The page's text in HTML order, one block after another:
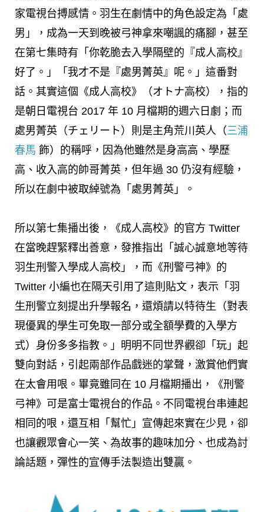
家電視台搏感情。羽生在劇情中的角色設定為「處
男」，成為一天到晚被弓神拿來嘲諷的痛腳，甚至
在第七集時有「你乾脆去入學隔壁的『成人高校』
好了。」「我才不是『處男菁英』呢。」這番對
話。其實這個《成人高校》（オトナ高校），指的
是朝日電視台 2017 年 10 月檔期的週六日劇；而
處男菁英（チェリート）則是主角荒川英人（三浦
春馬 飾）的稱呼，因為他雖然是身高高、學歷
高、收入高的帥哥菁英，但年過 30 仍沒有經驗，
所以在劇中被取綽號為「處男菁英」。
所以第七集播出後，《成人高校》的官方 Twitter
在當晚趕緊釋出善意，發推指出「誠心誠意地等待
羽生刑警入學成人高校」，而《刑警弓神》的
Twitter 小編也在隔天引用了這則貼文，表示「羽
生刑警立刻提出升學報名，還煩請以特待生（對表
現優異的學生可免取一部分或全額學費的入學方
式）身份多多指教。」明明不同世界觀卻「玩」起
雙向對話，引起兩部作品戲迷的掌聲，激賞他們實
在太會用哏。畢竟雖同在 10 月檔期播出，《刑警
弓神》可是富士電視台的作品。不同電視台串連起
相同的哏，還互相「幫忙」宣傳起來實在少見，卻
也讓觀眾會心一笑、為故事的趣味加分、也成為討
論話題，彈性的宣傳手法製造出雙贏。